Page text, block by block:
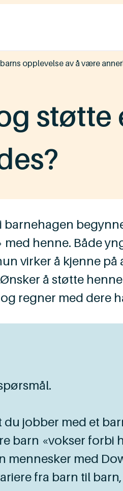
opplevelse av å være
barnehagen
henne. Både
virker å kjenne på
å støtte
regner med dere
du jobber med et
barn «vokser forbi
mennesker med
fra barn til